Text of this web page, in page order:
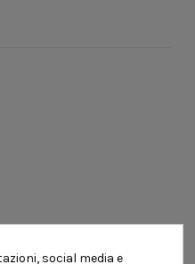
social media e